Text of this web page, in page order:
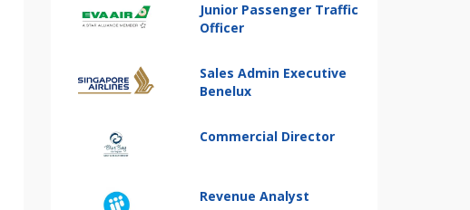
Junior Passenger Traffic
Officer
Sales Admin Executive
Benelux
Commercial Director
Revenue Analyst